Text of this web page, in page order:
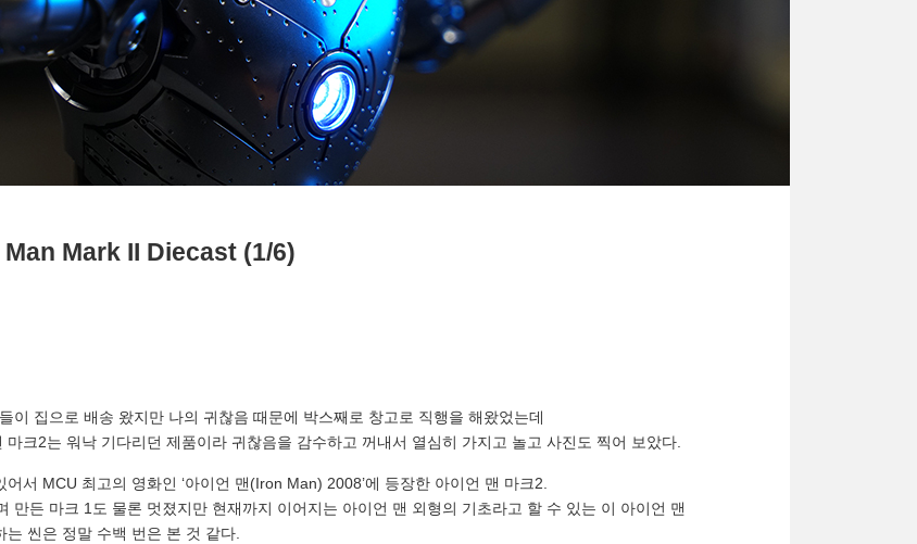
Mark II Diecast (1/6)
이 집으로 배송 왔지만 나의 귀찮음 때문에 박스째로 창고로 직행을 해왔었는데
마크2는 워낙 기다리던 제품이라 귀찮음을 감수하고 꺼내서 열심히 가지고 놀고 사진도 찍어 보았다.
서 MCU 최고의 영화인 ‘아이언 맨(Iron Man) 2008’에 등장한 아이언 맨 마크2.
만든 마크 1도 물론 멋졌지만 현재까지 이어지는 아이언 맨 외형의 기초라고 할 수 있는 이 아이언 맨
는 씬은 정말 수백 번은 본 것 같다.